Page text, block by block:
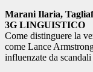
Marani Ilaria,
3G LINGUISTICO
Come distinguere la
come Lance
influenzate da